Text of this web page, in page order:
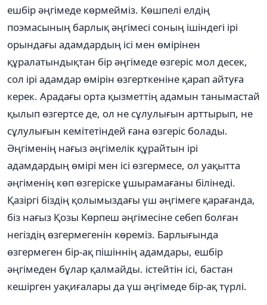
ешбір әңгімеде көрмейміз. Көшпелі елдің
поэмасының барлық әңгімесі соның ішіндегі ірі
орындағы адамдардың ісі мен өмірінен
құралатындықтан бір әңгімеде өзгеріс мол десек,
сол ірі адамдар өмірін өзгерткеніне қарап айтуға
керек. Арадағы орта қызметтің адамын танымастай
қылып өзгертсе де, ол не сұлулығын арттырып, не
сұлулығын кемітетіндей ғана өзгеріс болады.
Әңгіменің нағыз әңгімелік құрайтын ірі
адамдардың өмірі мен ісі өзгермесе, ол уақытта
әңгіменің көп өзгеріске ұшырамағаны білінеді.
Қазіргі біздің қолымыздағы үш әңгімеге қарағанда,
біз нағыз Қозы Көрпеш әңгімесіне себеп болған
негіздің өзгермегенін көреміз. Барлығында
өзгермеген бір-ақ пішіннің адамдары, ешбір
әңгімеден бұлар қалмайды. істейтін ісі, бастан
кешірген уақиғалары да үш әңгімеде бір-ақ түрлі.